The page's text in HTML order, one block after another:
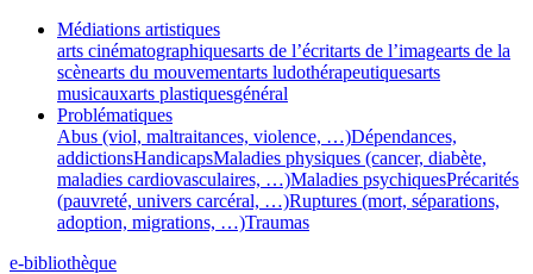
Médiations artistiques
arts cinématographiquesarts de l’écritarts de l’imagearts de la
scènearts du mouvementarts ludothérapeutiquesarts
musicauxarts plastiquesgénéral
Problématiques
Abus (viol, maltraitances, violence, …)Dépendances,
addictionsHandicapsMaladies physiques (cancer, diabète,
maladies cardiovasculaires, …)Maladies psychiquesPrécarités
(pauvreté, univers carcéral, …)Ruptures (mort, séparations,
adoption, migrations, …)Traumas
e-bibliothèque